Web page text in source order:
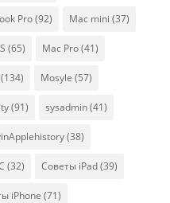
Pro(92) Mac mini (37)
(65) Mac Pro(41)
(134) Mosyle (57)
(91) sysadmin(41)
(38)
(32) Советы iPad(39)
iPhone (71)